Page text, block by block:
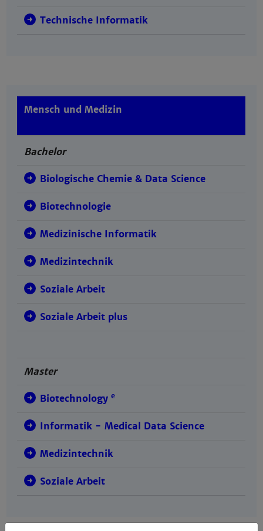
Technische Informatik
Mensch und Medizin
Bachelor
Biologische Chemie & Data Science
Biotechnologie
Medizinische Informatik
Medizintechnik
Soziale Arbeit
Soziale Arbeit plus
Master
Biotechnologye
Informatik - Medical Data Science
Medizintechnik
Soziale Arbeit